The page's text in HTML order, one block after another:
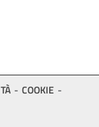
COOKIE